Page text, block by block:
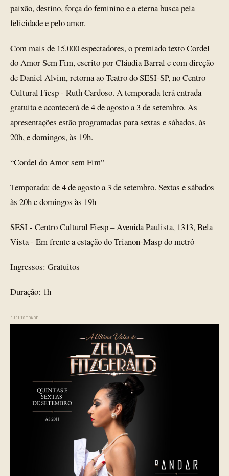
paixão, destino, força do feminino e a eterna busca pela
felicidade e pelo amor.
Com mais de 15.000 espectadores, o premiado texto Cordel
do Amor Sem Fim, escrito por Cláudia Barral e com direção
de Daniel Alvim, retorna ao Teatro do SESI-SP, no Centro
Cultural Fiesp - Ruth Cardoso. A temporada terá entrada
gratuita e acontecerá de 4 de agosto a 3 de setembro. As
apresentações estão programadas para sextas e sábados, às
20h, e domingos, às 19h.
“Cordel do Amor sem Fim”
Temporada: de 4 de agosto a 3 de setembro. Sextas e sábados
às 20h e domingos às 19h
SESI - Centro Cultural Fiesp – Avenida Paulista, 1313, Bela
Vista - Em frente a estação do Trianon-Masp do metrô
Ingressos: Gratuitos
Duração: 1h
PUBLICIDADE